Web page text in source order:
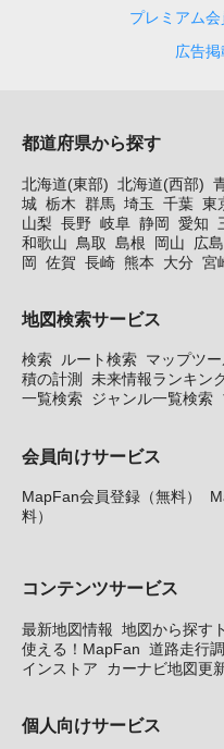
プレミアム
広告
都道府県から探す
北海道(東部) 北海道(西部)
城 栃木 群馬 埼玉 千葉 東
山梨 長野 岐阜 静岡 愛知
和歌山
鳥取 島根 岡山 広島
岡 佐賀 長崎 熊本 大分 宮
地図検索サービス
検索 ルート検索 マップツ
積の計測
未来情報ランキン
一覧検索 ジャンル一覧検索
会員向けサービス
MapFan会員登録（無料）
料）
コンテンツサービス
最新地図情報 地図から探す
使える！MapFan 道路走行
インストア
カーナビ地図更
個人向けサービス